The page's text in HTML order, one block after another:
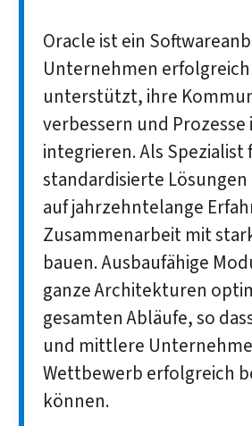
Oracle ist ein
Unternehmen
unterstützt, ihre
verbessern und
integrieren. Als Spezialist
standardisierte Lösungen
auf jahrzehntelange
Zusammenarbeit mit
bauen. Ausbaufähige
ganze Architekturen
gesamten Abläufe, so
und mittlere
Wettbewerb erfolgreich
können.